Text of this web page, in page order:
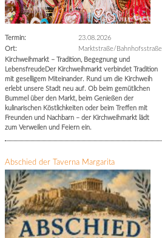
Termin:
23.08.2026
Ort:
Marktstraße/Bahnhofsstraße
Kirchweihmarkt – Tradition, Begegnung und
LebensfreudeDer Kirchweihmarkt verbindet Tradition
mit geselligem Miteinander. Rund um die Kirchweih
erlebt unsere Stadt neu auf. Ob beim gemütlichen
Bummel über den Markt, beim Genießen der
kulinarischen Köstlichkeiten oder beim Treffen mit
Freunden und Nachbarn – der Kirchweihmarkt lädt
zum Verweilen und Feiern ein.
Abschied der Taverna Margarita